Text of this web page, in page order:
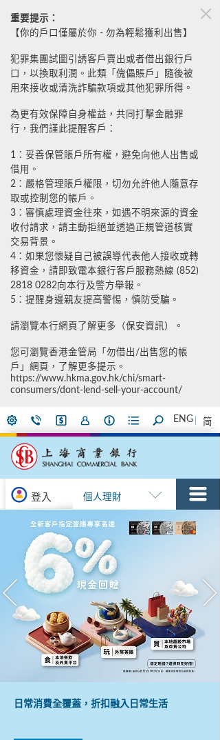
重要提示：
【你的戶口僅屬於你 - 勿為輕鬆獲利出售】
犯罪集團試圖引誘客戶賣出或者借出銀行戶
口，以換取利潤。此類「傀儡賬戶」隨後被
用來接收或清洗詐騙款項或其他犯罪所得。
為更有效保障自身權益，共同打擊金融罪
行，我們謹此提醒客戶：
1：妥善保管賬戶所有權，避免向他人出售或
借用。
2：嚴格管理賬戶權限，切勿允許他人隨意存
取或控制您的帳戶。
3：審慎處理資金往來，如遇不明來源的資金
收付請求，請主動拒絕並透過正規管道核實
交易背景。
4：如果您懷疑自己被誤導代表他人接收或轉
移資金，請即致電本銀行客戶服務熱線 (852)
2818 0282向本行及警方舉報。
5：提醒身邊親友提高警惕，慎防受騙。
請瀏覽本行網頁了解更多（保安資訊 ）。
您可瀏覽香港金管局「勿借出/出售您的帳
戶」網頁，了解更多提示。
https://www.hkma.gov.hk/chi/smart-
consumers/dont-lend-sell-your-account/
重要
ENG 简
登入 個人理財
日常消費全覆蓋，折扣融入日常生活